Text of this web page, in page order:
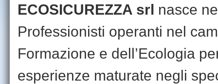
ECOSICUREZZA srl nasce
Professionisti operanti nel
Formazione e dell’Ecologia
esperienze maturate negli